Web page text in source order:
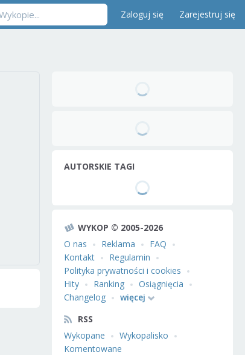
Zaloguj się Zarejestruj się
AUTORSKIE TAGI
WYKOP © 2005-2026
O nas
Reklama
FAQ
Kontakt
Regulamin
Polityka prywatności i cookies
Hity
Ranking
Osiągnięcia
Changelog
więcej
RSS
Wykopane
Wykopalisko
Komentowane